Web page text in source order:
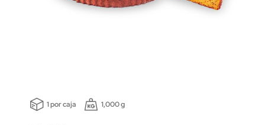
1 por caja 1,000 g